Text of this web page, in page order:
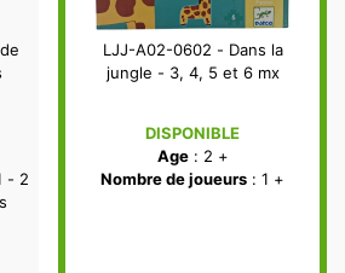
- 2
LJJ-A02-0602 - Dans la
jungle - 3, 4, 5 et 6 mx
DISPONIBLE
Age: 2 +
Nombre de joueurs : 1 +